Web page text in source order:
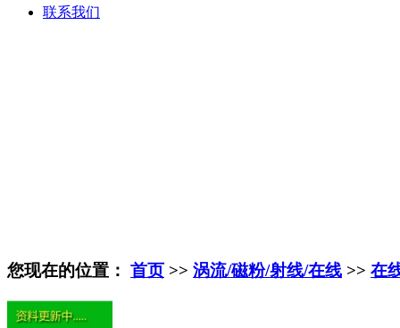
联系我们
您现在的位置： 首页 >> 涡流/磁粉/射线/在线 >> 在